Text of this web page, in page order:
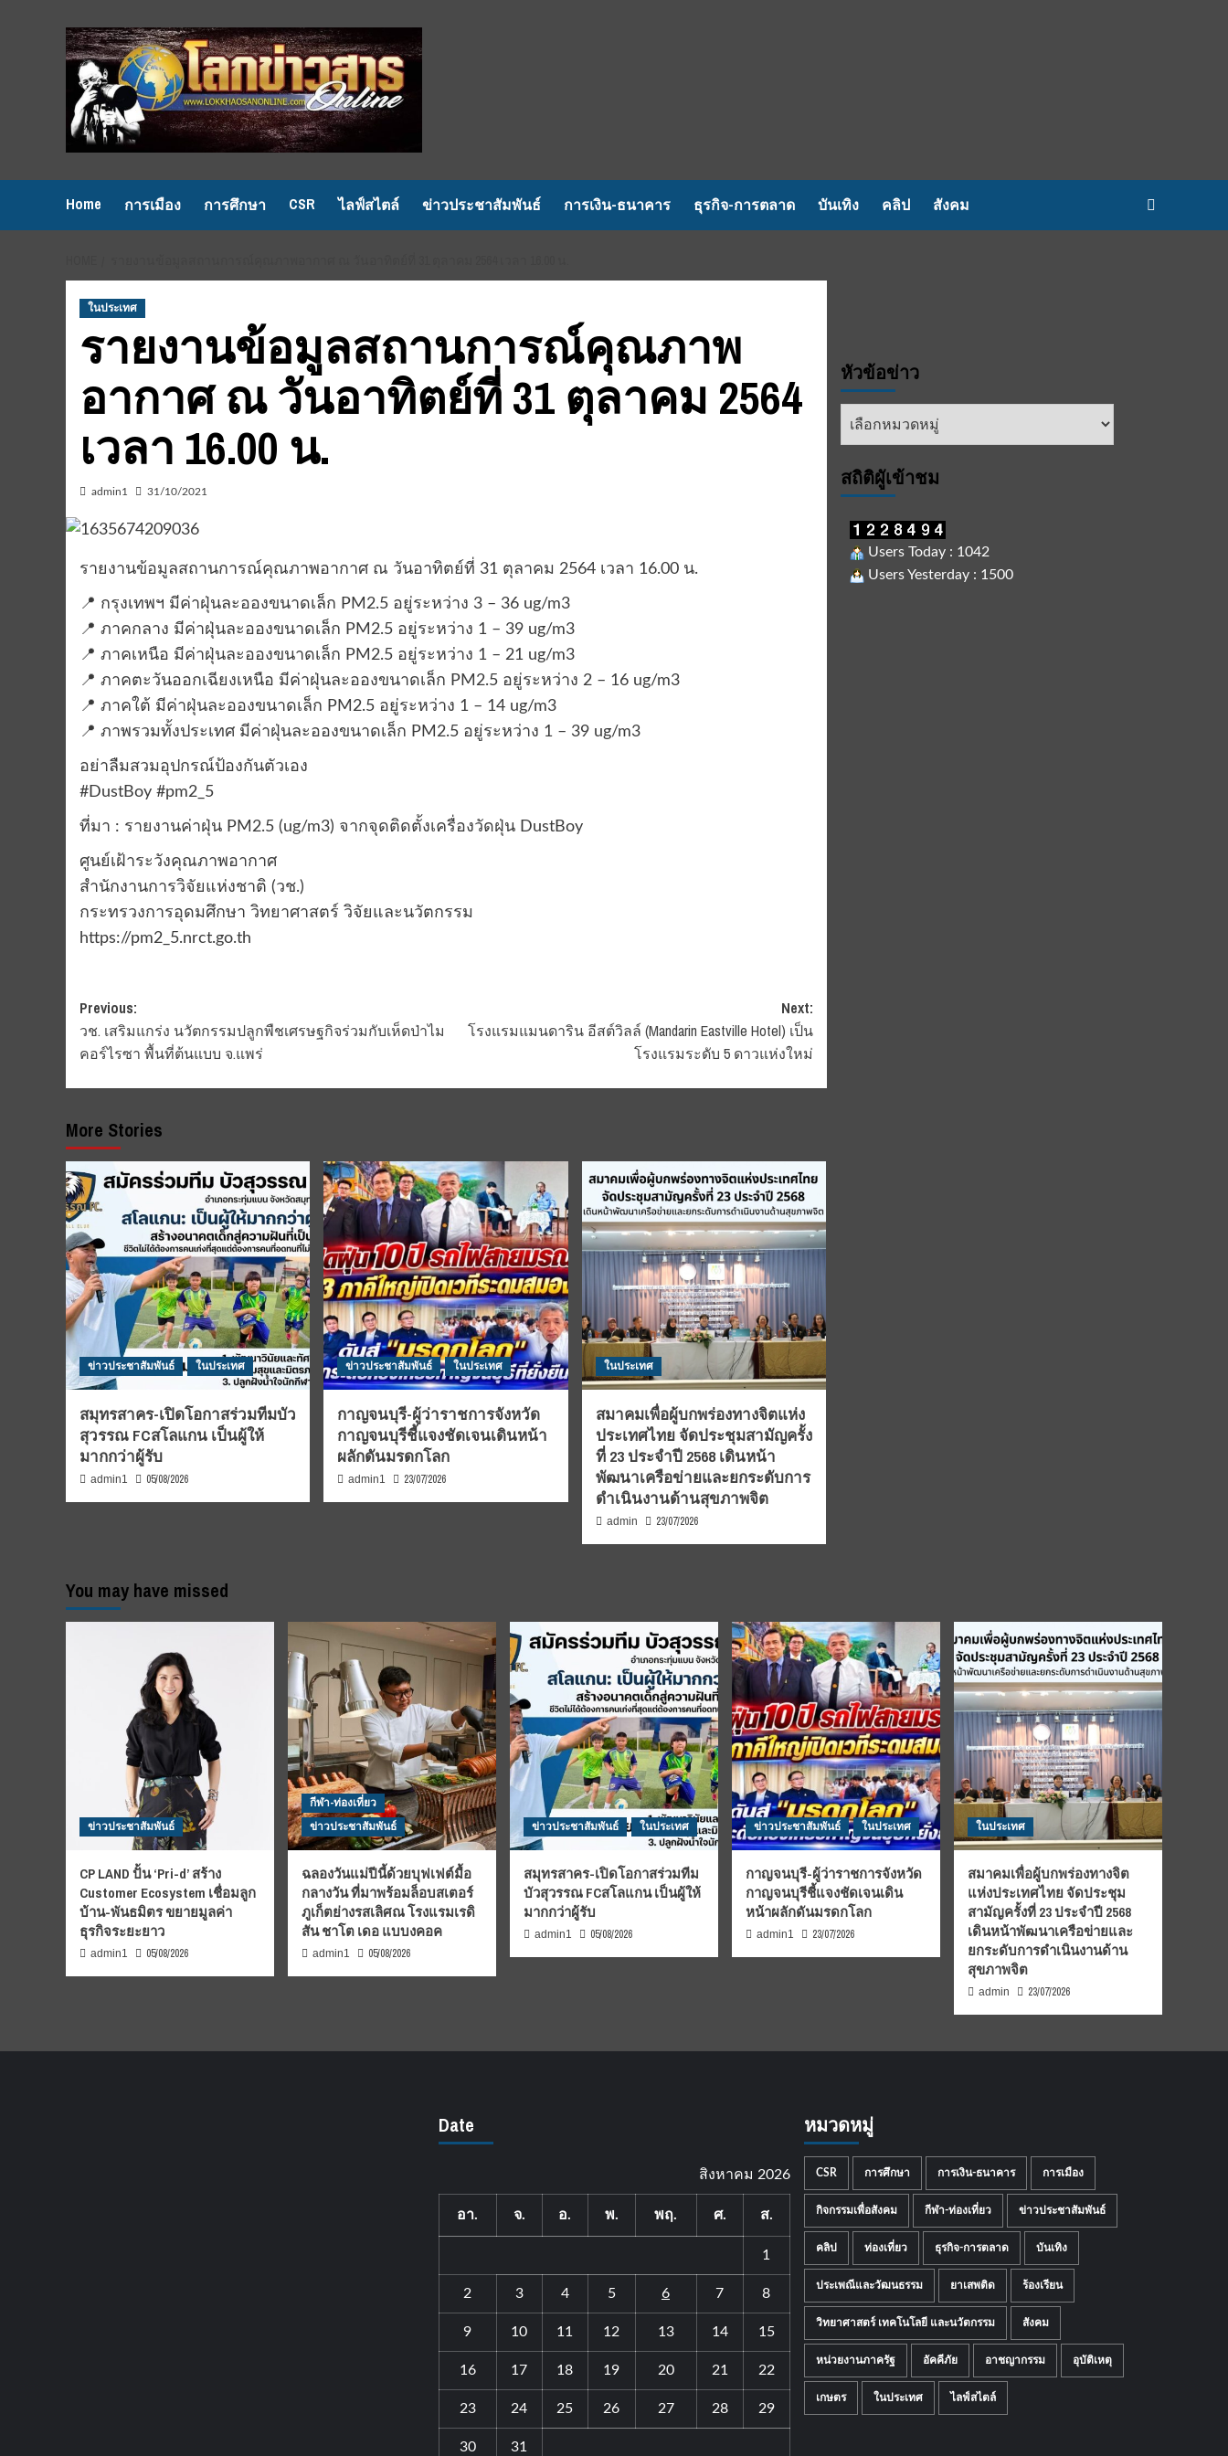
Home การเมือง การศึกษา CSR ไลฟ์สไตล์ ข่าวประชาสัมพันธ์ การเงิน-ธนาคาร ธุรกิจ-การตลาด บันเทิง คลิป สังคม
ในประเทศ
รายงานข้อมูลสถานการณ์คุณภาพ
อากาศ ณ วันอาทิตย์ที่ 31 ตุลาคม 2564
เวลา 16.00 น.
admin1 31/10/2021
รายงานข้อมูลสถานการณ์คุณภาพอากาศ ณ วันอาทิตย์ที่ 31 ตุลาคม 2564 เวลา 16.00 น.
📍 กรุงเทพฯ มีค่าฝุ่นละอองขนาดเล็ก PM2.5 อยู่ระหว่าง 3 – 36 ug/m3
📍 ภาคกลาง มีค่าฝุ่นละอองขนาดเล็ก PM2.5 อยู่ระหว่าง 1 – 39 ug/m3
📍 ภาคเหนือ มีค่าฝุ่นละอองขนาดเล็ก PM2.5 อยู่ระหว่าง 1 – 21 ug/m3
📍 ภาคตะวันออกเฉียงเหนือ มีค่าฝุ่นละอองขนาดเล็ก PM2.5 อยู่ระหว่าง 2 – 16 ug/m3
📍 ภาคใต้ มีค่าฝุ่นละอองขนาดเล็ก PM2.5 อยู่ระหว่าง 1 – 14 ug/m3
📍 ภาพรวมทั้งประเทศ มีค่าฝุ่นละอองขนาดเล็ก PM2.5 อยู่ระหว่าง 1 – 39 ug/m3
อย่าลืมสวมอุปกรณ์ป้องกันตัวเอง
#DustBoy #pm2_5
ที่มา : รายงานค่าฝุ่น PM2.5 (ug/m3) จากจุดติดตั้งเครื่องวัดฝุ่น DustBoy
ศูนย์เฝ้าระวังคุณภาพอากาศ
สำนักงานการวิจัยแห่งชาติ (วช.)
กระทรวงการอุดมศึกษา วิทยาศาสตร์ วิจัยและนวัตกรรม
https://pm2_5.nrct.go.th
Post
navigation
Previous:
วช. เสริมแกร่ง นวัตกรรมปลูกพืชเศรษฐกิจร่วมกับเห็ดป่าไม
คอร์ไรซา พื้นที่ต้นแบบ จ.แพร่
Next:
โรงแรมแมนดาริน อีสต์วิลล์ (Mandarin Eastville Hotel) เป็น
โรงแรมระดับ 5 ดาวแห่งใหม่
More Stories
ข่าวประชาสัมพันธ์ ในประเทศ
สมุทรสาคร-เปิดโอกาสร่วมทีมบัว
สุวรรณ FCสโลแกน เป็นผู้ให้
มากกว่าผู้รับ
admin1 05/08/2026
ข่าวประชาสัมพันธ์ ในประเทศ
กาญจนบุรี-ผู้ว่าราชการจังหวัด
กาญจนบุรีชี้แจงชัดเจนเดินหน้า
ผลักดันมรดกโลก
admin1 23/07/2026
ในประเทศ
สมาคมเพื่อผู้บกพร่องทางจิตแห่ง
ประเทศไทย จัดประชุมสามัญครั้ง
ที่ 23 ประจำปี 2568 เดินหน้า
พัฒนาเครือข่ายและยกระดับการ
ดำเนินงานด้านสุขภาพจิต
admin 23/07/2026
หัวข้อข่าว
หัวข้อ
สถิติผูัเข้าชม
Users Today : 1042
Users Yesterday : 1500
You may have missed
ข่าวประชาสัมพันธ์
CP LAND ปั้น ‘Pri-d’ สร้าง
Customer Ecosystem เชื่อมลูก
บ้าน-พันธมิตร ขยายมูลค่า
ธุรกิจระยะยาว
admin1 05/08/2026
กีฬา-ท่องเที่ยว
ข่าวประชาสัมพันธ์
ฉลองวันแม่ปีนี้ด้วยบุฟเฟต์มื้อ
กลางวัน ที่มาพร้อมล็อบสเตอร์
ภูเก็ตย่างรสเลิศณ โรงแรมเรดิ
สัน ชาโต เดอ แบบงคอค
admin1 05/08/2026
ข่าวประชาสัมพันธ์ ในประเทศ
สมุทรสาคร-เปิดโอกาสร่วมทีม
บัวสุวรรณ FCสโลแกน เป็นผู้ให้
มากกว่าผู้รับ
admin1 05/08/2026
ข่าวประชาสัมพันธ์ ในประเทศ
กาญจนบุรี-ผู้ว่าราชการจังหวัด
กาญจนบุรีชี้แจงชัดเจนเดิน
หน้าผลักดันมรดกโลก
admin1 23/07/2026
ในประเทศ
สมาคมเพื่อผู้บกพร่องทางจิต
แห่งประเทศไทย จัดประชุม
สามัญครั้งที่ 23 ประจำปี 2568
เดินหน้าพัฒนาเครือข่ายและ
ยกระดับการดำเนินงานด้าน
สุขภาพจิต
admin 23/07/2026
Date
สิงหาคม 2026
อา. จ. อ. พ. พฤ. ศ. ส.
1
2 3 4 5 6 7 8
9 10 11 12 13 14 15
16 17 18 19 20 21 22
23 24 25 26 27 28 29
30 31
หมวดหมู่
CSR การศึกษา การเงิน-ธนาคาร การเมือง
กิจกรรมเพื่อสังคม กีฬา-ท่องเที่ยว ข่าวประชาสัมพันธ์
คลิป ท่องเที่ยว ธุรกิจ-การตลาด บันเทิง
ประเพณีและวัฒนธรรม ยาเสพติด ร้องเรียน
วิทยาศาสตร์ เทคโนโลยี และนวัตกรรม สังคม
หน่วยงานภาครัฐ อัคคีภัย อาชญากรรม อุบัติเหตุ
เกษตร ในประเทศ ไลฟ์สไตล์